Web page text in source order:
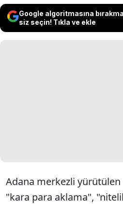
Google algoritmasına
siz seçin! Tıkla ve ekle
Adana merkezli yürütülen
"kara para aklama",